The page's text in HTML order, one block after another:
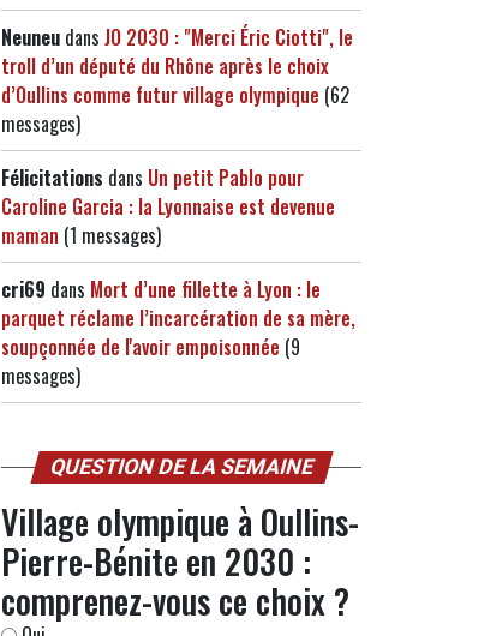
Neuneu dans JO 2030 : "Merci Éric Ciotti", le
troll d’un député du Rhône après le choix
d’Oullins comme futur village olympique (62
messages)
Félicitations dans Un petit Pablo pour
Caroline Garcia : la Lyonnaise est devenue
maman (1 messages)
cri69 dans Mort d’une fillette à Lyon : le
parquet réclame l’incarcération de sa mère,
soupçonnée de l'avoir empoisonnée (9
messages)
QUESTION DE LA SEMAINE
Village olympique à Oullins-
Pierre-Bénite en 2030 :
comprenez-vous ce choix ?